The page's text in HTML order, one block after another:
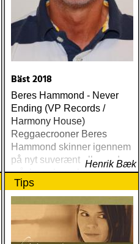
Bäst 2018
Beres Hammond - Never
Ending (VP Records /
Harmony House)
Reggaecrooner Beres
Hammond skinner igennem
på nyt suverænt album, der
måske er hans bedste
gennem tiderne
Henrik Bæk
Tips